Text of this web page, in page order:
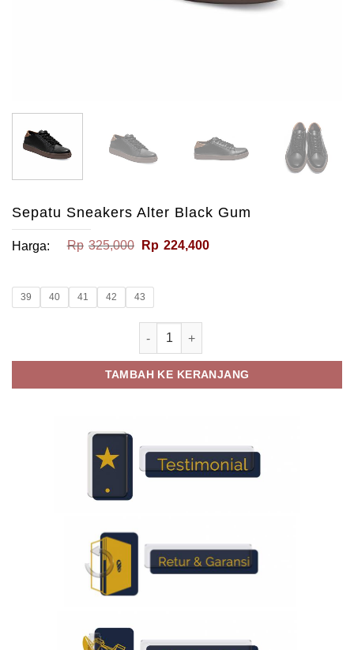
Sepatu Sneakers Alter Black Gum
Harga: Rp 325,000 Harga
Rp 224,400Harga
39 40 41 42 43
Kuantitas Sepatu Sneakers Alter
TAMBAH KE KERANJANG